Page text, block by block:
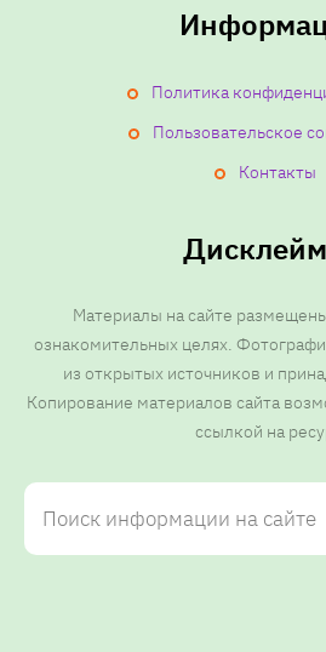
Политика
Пользовательское
Контакты
Материалы на сайте
ознакомительных целях.
из открытых источников и
Копирование материалов сайта
ссылкой на